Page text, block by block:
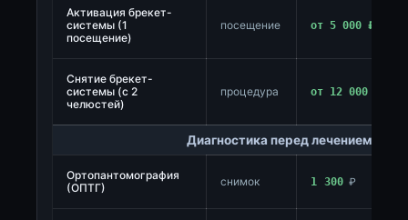
Активация брекет-
системы (1
посещение)
посещение от 5 000 ₽
Снятие брекет-
системы (с 2
челюстей)
процедура от 12 000 ₽
Диагностика перед лечением
Ортопантомография
(ОПТГ)
снимок 1 300 ₽